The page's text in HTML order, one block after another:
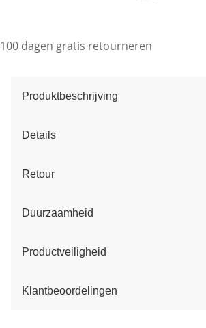
100 dagen gratis retourneren
Produktbeschrijving
Details
Retour
Duurzaamheid
Productveiligheid
Klantbeoordelingen